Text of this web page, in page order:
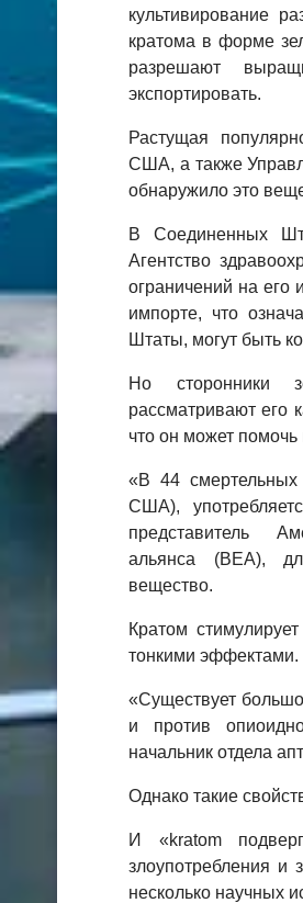
культивирование
кратома в форме
разрешают
экспортировать.
Растущая
США, а также
обнаружило это
В Соединенных
Агентство
ограничений на его
импорте, что
Штаты, могут быть
Но сторонники
рассматривают его
что он может помочь
«В 44 смертельных
США),
представитель
альянса (BEA),
вещество.
Кратом
тонкими эффектами.
«Существует
и против
начальник отдела
Однако такие
И «kratom
злоупотребления и
несколько научных